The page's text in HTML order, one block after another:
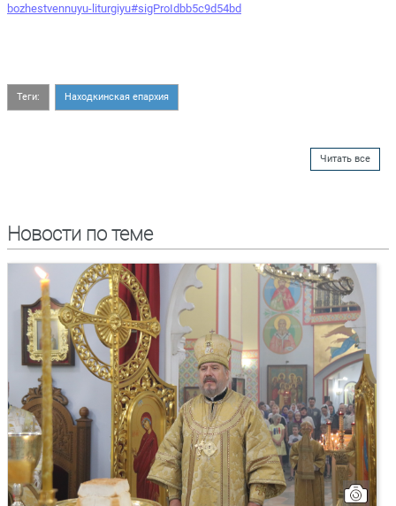
bozhestvennuyu-liturgiyu#sigProIdbb5c9d54bd
Теги: Находкинская епархия
Читать все
Новости по теме